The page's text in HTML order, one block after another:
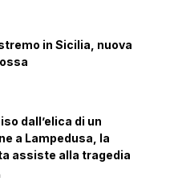
in Sicilia, nuova
dall’elica di un
a Lampedusa, la
assiste alla tragedia